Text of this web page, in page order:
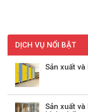
DỊCH VỤ NỔI BẬT
Sản xuất
Sản xuất